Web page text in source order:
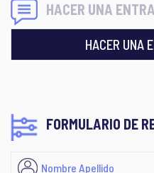
HACER UNA
HACER UNA
FORMULARIO DE